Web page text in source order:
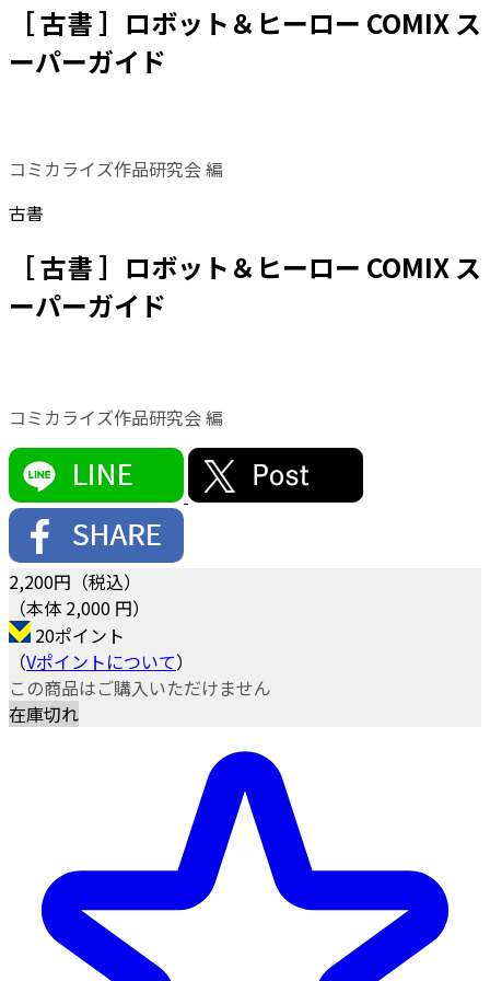
［ 古書 ］ロボット＆ヒーロー COMIX ス
ーパーガイド
コミカライズ作品研究会 編
古書
［ 古書 ］ロボット＆ヒーロー COMIX ス
ーパーガイド
コミカライズ作品研究会 編
2,200円（税込）
（本体 2,000 円）
20ポイント
（Vポイントについて）
この商品はご購入いただけません
在庫切れ